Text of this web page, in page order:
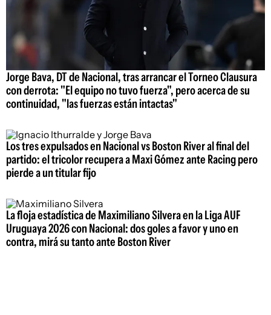
Jorge Bava, DT de Nacional, tras arrancar el Torneo Clausura
con derrota: "El equipo no tuvo fuerza", pero acerca de su
continuidad, "las fuerzas están intactas"
Los tres expulsados en Nacional vs Boston River al final del
partido: el tricolor recupera a Maxi Gómez ante Racing pero
pierde a un titular fijo
La floja estadística de Maximiliano Silvera en la Liga AUF
Uruguaya 2026 con Nacional: dos goles a favor y uno en
contra, mirá su tanto ante Boston River